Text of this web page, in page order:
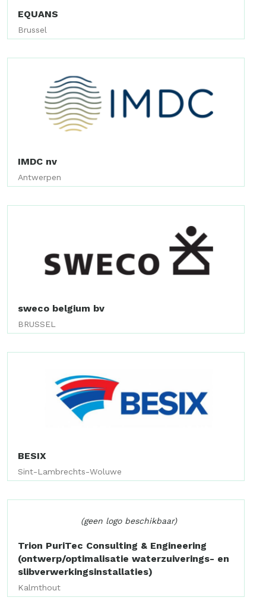
EQUANS
Brussel
IMDC nv
Antwerpen
sweco belgium bv
BRUSSEL
BESIX
Sint-Lambrechts-Woluwe
(geen logo beschikbaar)
Trion PuriTec Consulting & Engineering
(ontwerp/optimalisatie waterzuiverings- en
slibverwerkingsinstallaties)
Kalmthout